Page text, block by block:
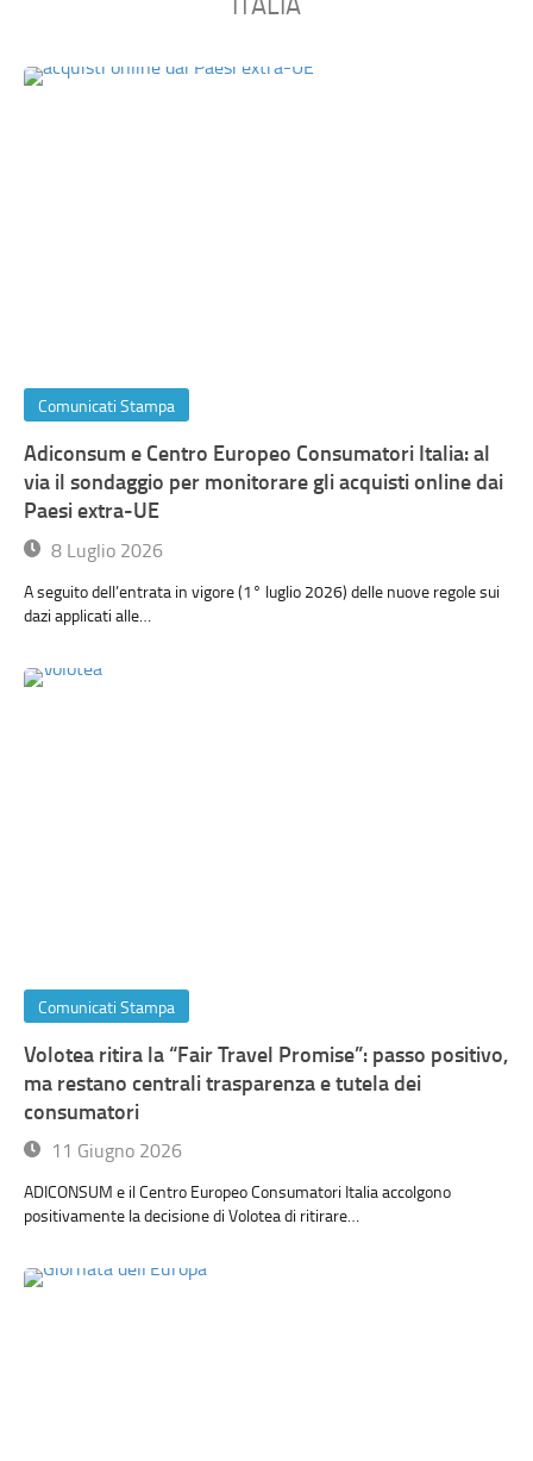
Comunicati Stampa
Adiconsum e Centro Europeo Consumatori Italia: al
via il sondaggio per monitorare gli acquisti online dai
Paesi extra-UE
8 Luglio 2026
A seguito dell’entrata in vigore (1° luglio 2026) delle nuove regole sui
dazi applicati alle…
Comunicati Stampa
Volotea ritira la “Fair Travel Promise”: passo positivo,
ma restano centrali trasparenza e tutela dei
consumatori
11 Giugno 2026
ADICONSUM e il Centro Europeo Consumatori Italia accolgono
positivamente la decisione di Volotea di ritirare…